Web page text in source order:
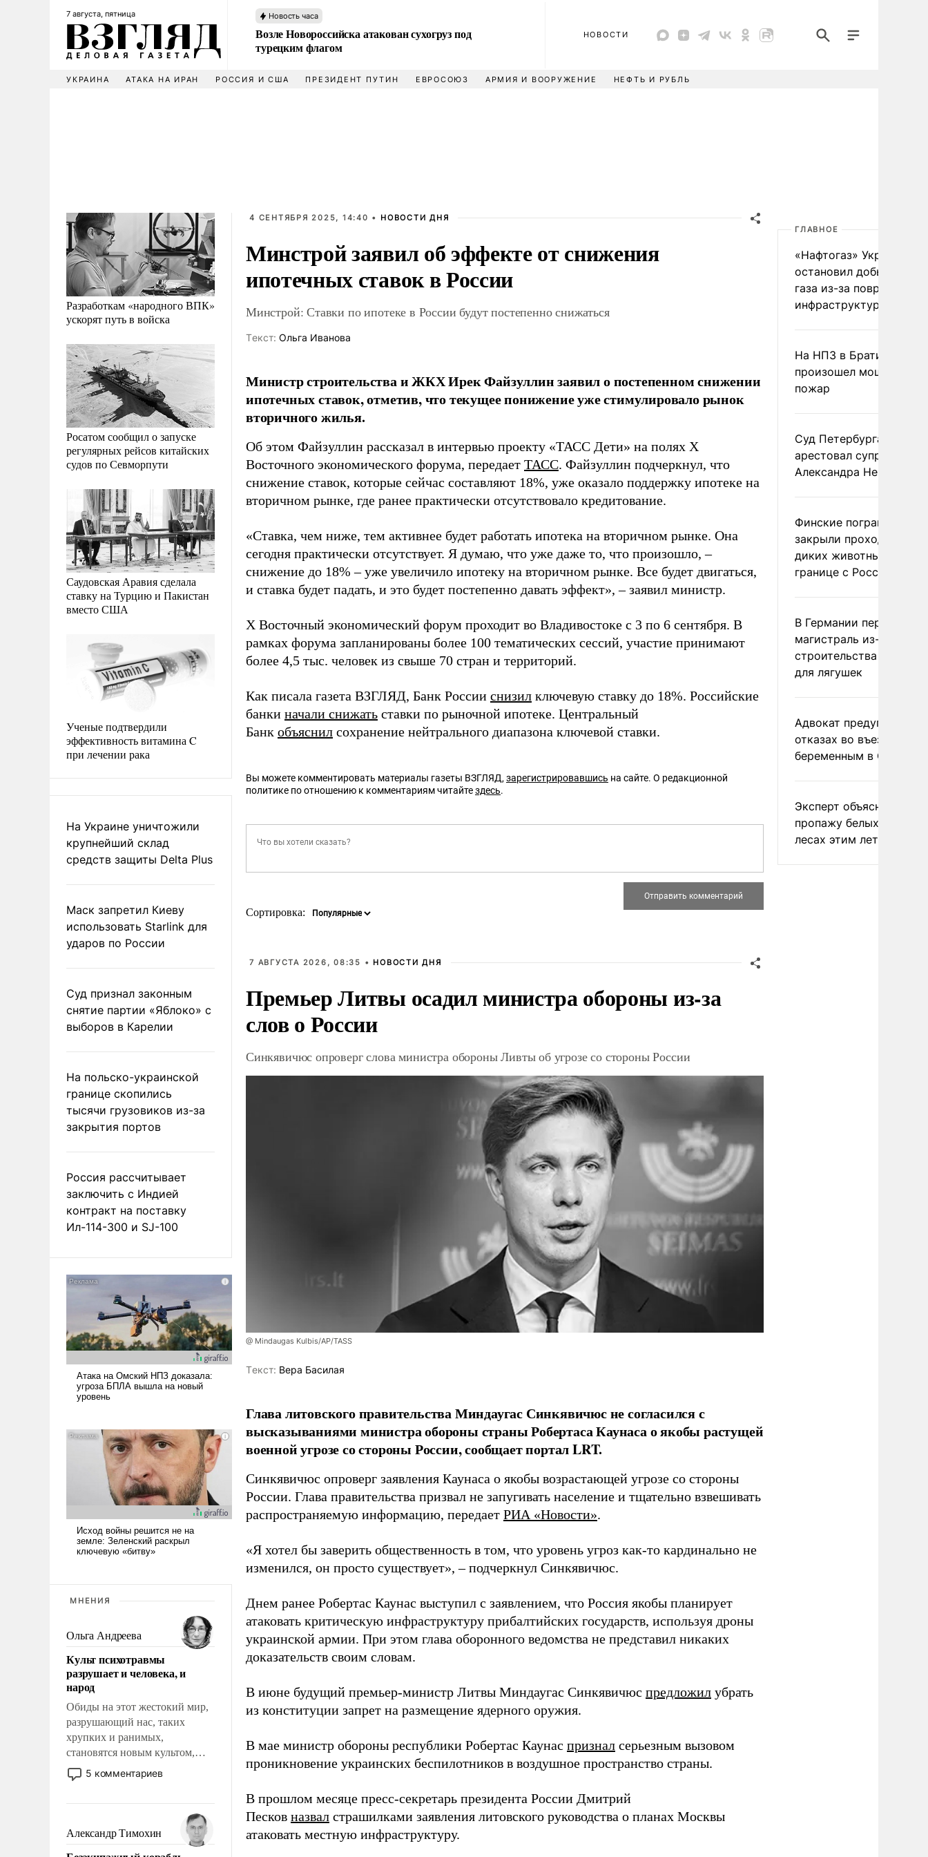
7 августа, пятница Новость часа
Возле Новороссийска атакован сухогруз под
турецким флагом
НОВОСТИ
УКРАИНА АТАКА НА ИРАН РОССИЯ И США ПРЕЗИДЕНТ ПУТИН ЕВРОСОЮЗ АРМИЯ И ВООРУЖЕНИЕ НЕФТЬ И РУБЛЬ
Разработкам «народного ВПК»
ускорят путь в войска
Росатом сообщил о запуске
регулярных рейсов китайских
судов по Севморпути
Саудовская Аравия сделала
ставку на Турцию и Пакистан
вместо США
Ученые подтвердили
эффективность витамина C
при лечении рака
На Украине уничтожили
крупнейший склад
средств защиты Delta Plus
Маск запретил Киеву
использовать Starlink для
ударов по России
Суд признал законным
снятие партии «Яблоко» с
выборов в Карелии
На польско-украинской
границе скопились
тысячи грузовиков из-за
закрытия портов
Россия рассчитывает
заключить с Индией
контракт на поставку
Ил-114-300 и SJ-100
МНЕНИЯ
Ольга Андреева
Культ психотравмы
разрушает и человека, и
народ
Обиды на этот жестокий мир,
разрушающий нас, таких
хрупких и ранимых,
становятся новым культом,
постепенно вытесняя и
отменяя традиционное
мужественным и твердым под
ударами судьбы, брать на себя
ответственность, помогать
5 комментариев
Александр Тимохин
4 СЕНТЯБРЯ 2025, 14:40 • НОВОСТИ ДНЯ
Минстрой заявил об эффекте от снижения
ипотечных ставок в России
Минстрой: Ставки по ипотеке в России будут постепенно снижаться
Tекст: Ольга Иванова
Министр строительства и ЖКХ Ирек Файзуллин заявил о постепенном снижении
ипотечных ставок, отметив, что текущее понижение уже стимулировало рынок
вторичного жилья.
Об этом Файзуллин рассказал в интервью проекту «ТАСС Дети» на полях X
Восточного экономического форума, передает ТАСС. Файзуллин подчеркнул, что
снижение ставок, которые сейчас составляют 18%, уже оказало поддержку ипотеке на
вторичном рынке, где ранее практически отсутствовало кредитование.
«Ставка, чем ниже, тем активнее будет работать ипотека на вторичном рынке. Она
сегодня практически отсутствует. Я думаю, что уже даже то, что произошло, –
снижение до 18% – уже увеличило ипотеку на вторичном рынке. Все будет двигаться,
и ставка будет падать, и это будет постепенно давать эффект», – заявил министр.
X Восточный экономический форум проходит во Владивостоке с 3 по 6 сентября. В
рамках форума запланированы более 100 тематических сессий, участие принимают
более 4,5 тыс. человек из свыше 70 стран и территорий.
Как писала газета ВЗГЛЯД, Банк России снизил ключевую ставку до 18%. Российские
банки начали снижать ставки по рыночной ипотеке. Центральный
Банк объяснил сохранение нейтрального диапазона ключевой ставки.
Вы можете комментировать материалы газеты ВЗГЛЯД, зарегистрировавшись на сайте. О редакционной
политике по отношению к комментариям читайтездесь.
Сортировка:
7 АВГУСТА 2026, 08:35 • НОВОСТИ ДНЯ
Премьер Литвы осадил министра обороны из-за
слов о России
Синкявичюс опроверг слова министра обороны Ливты об угрозе со стороны России
@ Mindaugas Kulbis/AP/TASS
Tекст: Вера Басилая
Глава литовского правительства Миндаугас Синкявичюс не согласился с
высказываниями министра обороны страны Робертаса Каунаса о якобы растущей
военной угрозе со стороны России, сообщает портал LRT.
Синкявичюс опроверг заявления Каунаса о якобы возрастающей угрозе со стороны
России. Глава правительства призвал не запугивать население и тщательно взвешивать
распространяемую информацию, передает РИА «Новости».
«Я хотел бы заверить общественность в том, что уровень угроз как-то кардинально не
изменился, он просто существует», – подчеркнул Синкявичюс.
Днем ранее Робертас Каунас выступил с заявлением, что Россия якобы планирует
атаковать критическую инфраструктуру прибалтийских государств, используя дроны
украинской армии. При этом глава оборонного ведомства не представил никаких
доказательств своим словам.
В июне будущий премьер-министр Литвы Миндаугас Синкявичюс предложил убрать
из конституции запрет на размещение ядерного оружия.
В мае министр обороны республики Робертас Каунас признал серьезным вызовом
проникновение украинских беспилотников в воздушное пространство страны.
В прошлом месяце пресс-секретарь президента России Дмитрий
Песков назвал страшилками заявления литовского руководства о планах Москвы
атаковать местную инфраструктуру.
ГЛАВНОЕ
«Нафтогаз» Украины
остановил добычу
газа из-за повреждения
инфраструктуры
На НПЗ в Братиславе
произошел мощный
пожар
Суд Петербурга заочно
арестовал супругу
Александра Невзорова
Финские пограничники
закрыли проходы для
диких животных на
границе с Россией
В Германии перекрыли
магистраль из-за
строительства
для лягушек
Адвокат предупредил
отказах во въезде
беременным в США
Эксперт объяснил
пропажу белых грибов
лесах этим летом